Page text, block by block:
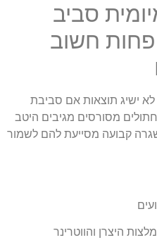
סביב
חשוב
לא ישיג תוצאות אם סביבת
מסורסים מגיבים היטב
קבועה מסייעת להם לשמור
היצרן והווטרינר